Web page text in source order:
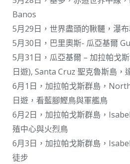
Banos
5月29日，世界盡頭的鞦韆，瀑
5月30日，巴里奧斯- 瓜亞基爾
5月31日，瓜亞基爾 – 加拉帕戈
日遊), Santa Cruz 聖克魯斯島，
6月1日，加拉帕戈斯群島，
日遊，看藍腳鰹鳥與軍艦鳥
6月2日，加拉帕戈斯群島，
殖中心與火烈鳥
6月3日，加拉帕戈斯群島，
徒步